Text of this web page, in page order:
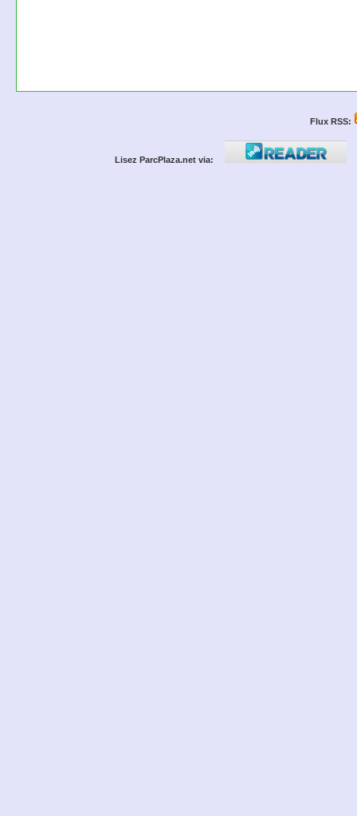
Flux RSS:
Lisez ParcPlaza.net via: